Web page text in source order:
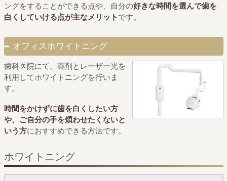
ングをすることができる点や、
自分の好きな時間を選んで歯を
白くしていける点が主なメリット です。
オフィスホワイトニング
歯科医院にて、 薬剤とレーザー光を
利用してホワイトニングを行いま
す。
時間をかけずに歯を白くしたい方
や、ご自分の手を煩わせたくないと
いう方におすすめできる方法です。
ホワイトニング